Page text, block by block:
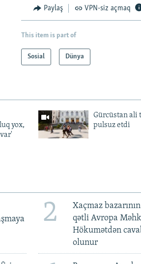
Paylaş VPN-siz açmaq
This item is part of
Sosial Dünya
yox,
Gürcüstan ali
pulsuz etdi
2
Xaçmaz
qətli Avropa
Hökumətdən
olunur